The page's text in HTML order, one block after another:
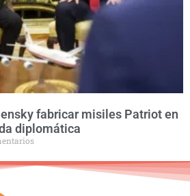
fabricar misiles Patriot en
diplomática